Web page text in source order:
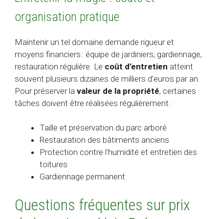
organisation pratique
Maintenir un tel domaine demande rigueur et
moyens financiers : équipe de jardiniers, gardiennage,
restauration régulière. Le coût d’entretien atteint
souvent plusieurs dizaines de milliers d’euros par an.
Pour préserver la valeur de la propriété, certaines
tâches doivent être réalisées régulièrement :
Taille et préservation du parc arboré
Restauration des bâtiments anciens
Protection contre l’humidité et entretien des
toitures
Gardiennage permanent
Questions fréquentes sur prix